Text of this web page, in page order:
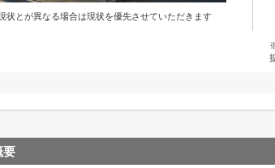
状とが異なる場合は現状を優先させていただきます
要